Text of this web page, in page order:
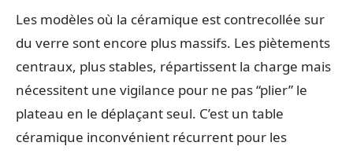
Les modèles où la céramique est contrecollée sur
du verre sont encore plus massifs. Les piètements
centraux, plus stables, répartissent la charge mais
nécessitent une vigilance pour ne pas “plier” le
plateau en le déplaçant seul. C’est un table
céramique inconvénient récurrent pour les